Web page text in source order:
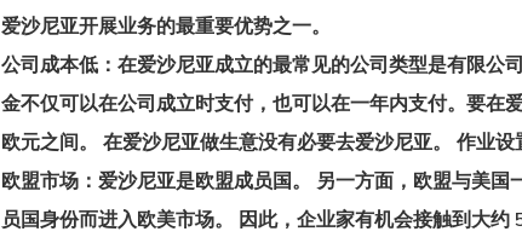
爱沙尼亚开展业务的最重要优势之一。
公司成本低： 在爱沙尼亚成立的最常见的公司类型是有限公
金不仅可以在公司成立时支付，也可以在一年内支付。 要在
欧元之间。 在爱沙尼亚做生意没有必要去爱沙尼亚。 作业
欧盟市场： 爱沙尼亚是欧盟成员国。 另一方面，欧盟与美
员国身份而进入欧美市场。 因此，企业家有机会接触到大